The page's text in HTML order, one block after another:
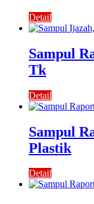
Detail
Sampul
Tk
Detail
Sampul
Plastik
Detail